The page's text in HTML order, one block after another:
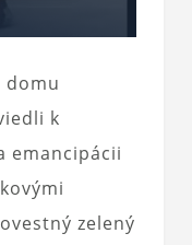
domu
k
emancipácii
zelený